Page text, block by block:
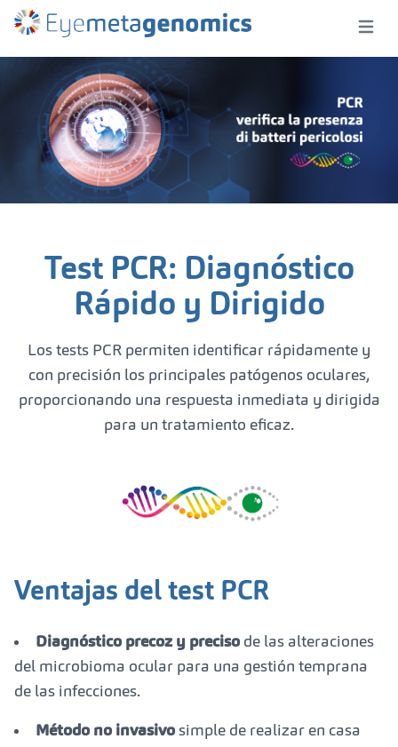
Open
Test PCR: Diagnóstico
Rápido y Dirigido
Los tests PCR permiten identificar rápidamente y
con precisión los principales patógenos oculares,
proporcionando una respuesta inmediata y dirigida
para un tratamiento eficaz.
Ventajas del test PCR
Diagnóstico precoz y preciso de las alteraciones
del microbioma ocular para una gestión temprana
de las infecciones.
Método no invasivo simple de realizar en casa